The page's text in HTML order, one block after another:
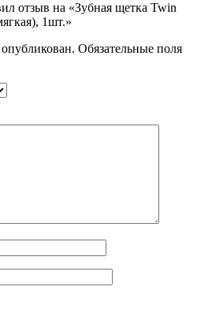
отзыв на «Зубная щетка Twin
1шт.»
Обязательные поля